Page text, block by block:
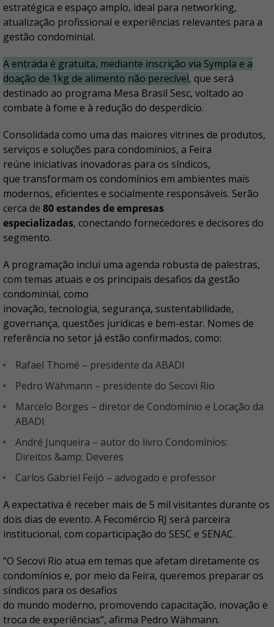
estratégica e espaço amplo, ideal para networking,
atualização profissional e experiências relevantes para a
gestão condominial.
A entrada é gratuita, mediante inscrição via Sympla e a
doação de 1kg de alimento não perecível, que será
destinado ao programa Mesa Brasil Sesc, voltado ao
combate à fome e à redução do desperdício.
Consolidada como uma das maiores vitrines de produtos,
serviços e soluções para condomínios, a Feira
reúne iniciativas inovadoras para os síndicos,
que transformam os condomínios em ambientes mais
modernos, eficientes e socialmente responsáveis. Serão
cerca de 80 estandes de empresas
especializadas, conectando fornecedores e decisores do
segmento.
A programação inclui uma agenda robusta de palestras,
com temas atuais e os principais desafios da gestão
condominial, como
inovação, tecnologia, segurança, sustentabilidade,
governança, questões jurídicas e bem-estar. Nomes de
referência no setor já estão confirmados, como:
Rafael Thomé – presidente da ABADI
Pedro Wähmann – presidente do Secovi Rio
Marcelo Borges – diretor de Condomínio e Locação da
ABADI
André Junqueira – autor do livro Condomínios:
Direitos &amp; Deveres
Carlos Gabriel Feijó – advogado e professor
A expectativa é receber mais de 5 mil visitantes durante os
dois dias de evento. A Fecomércio RJ será parceira
institucional, com coparticipação do SESC e SENAC.
“O Secovi Rio atua em temas que afetam diretamente os
condomínios e, por meio da Feira, queremos preparar os
síndicos para os desafios
do mundo moderno, promovendo capacitação, inovação e
troca de experiências”, afirma Pedro Wähmann.